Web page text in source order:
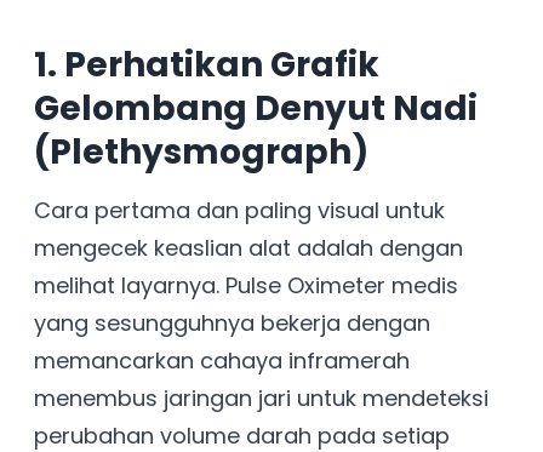
1. Perhatikan Grafik
Gelombang Denyut Nadi
(Plethysmograph)
Cara pertama dan paling visual untuk
mengecek keaslian alat adalah dengan
melihat layarnya. Pulse Oximeter medis
yang sesungguhnya bekerja dengan
memancarkan cahaya inframerah
menembus jaringan jari untuk mendeteksi
perubahan volume darah pada setiap